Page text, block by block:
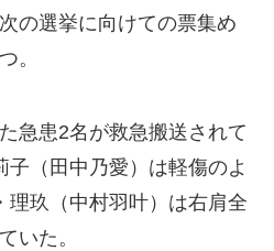
の選挙に向けての票集め
。
急患2名が救急搬送されて
子（田中乃愛）は軽傷のよ
理玖（中村羽叶）は右肩全
いた。